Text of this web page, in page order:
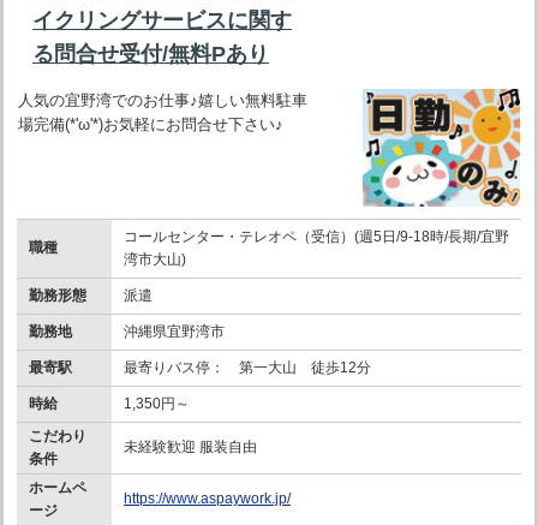
イクリングサービスに関す
る問合せ受付/無料Pあり
人気の宜野湾でのお仕事♪嬉しい無料駐車
場完備(*'ω'*)お気軽にお問合せ下さい♪
職種
コールセンター・テレオペ（受信）(週5日/9-18時/長期/宜野
湾市大山)
勤務形態 派遣
勤務地 沖縄県宜野湾市
最寄駅 最寄りバス停： 第一大山 徒歩12分
時給
1,350円～
こだわり
条件
未経験歓迎 服装自由
ホームペ
ージ
https://www.aspaywork.jp/